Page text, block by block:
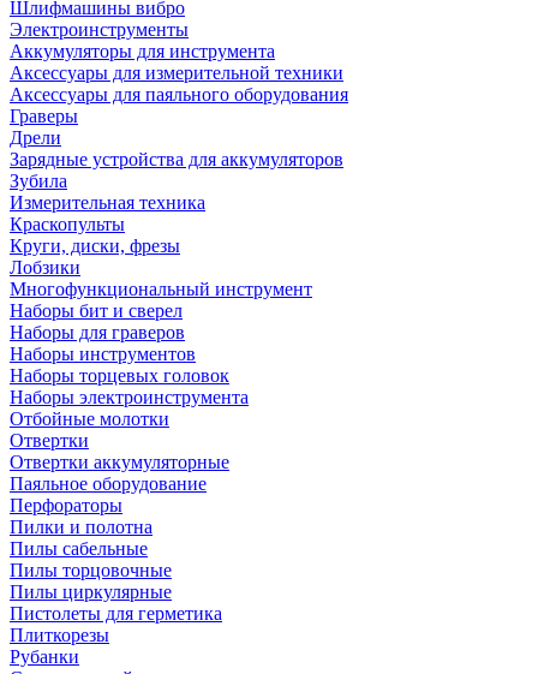
Шлифмашины вибро
Электроинструменты
Аккумуляторы для инструмента
Аксессуары для измерительной техники
Аксессуары для паяльного оборудования
Граверы
Дрели
Зарядные устройства для аккумуляторов
Зубила
Измерительная техника
Краскопульты
Круги, диски, фрезы
Лобзики
Многофункциональный инструмент
Наборы бит и сверел
Наборы для граверов
Наборы инструментов
Наборы торцевых головок
Наборы электроинструмента
Отбойные молотки
Отвертки
Отвертки аккумуляторные
Паяльное оборудование
Перфораторы
Пилки и полотна
Пилы сабельные
Пилы торцовочные
Пилы циркулярные
Пистолеты для герметика
Плиткорезы
Рубанки